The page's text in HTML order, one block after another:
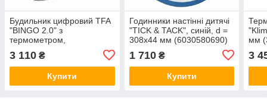
Будильник цифровий TFA
"BINGO 2.0" з
термометром,
чорний, 95x41x96
мм60255201
3 110 ₴
Купити
Годинники настінні дитячі
"TICK & TACK", синій, d =
308x44 мм (6030580690)
1 710₴
Купити
мм
3